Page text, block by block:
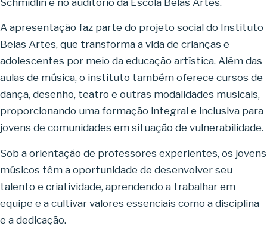
A apresentação faz parte do projeto social do Instituto
Belas Artes, que transforma a vida de crianças e
adolescentes por meio da educação artística. Além das
aulas de música, o instituto também oferece cursos de
dança, desenho, teatro e outras modalidades musicais,
proporcionando uma formação integral e inclusiva para
jovens de comunidades em situação de vulnerabilidade.
Sob a orientação de professores experientes, os jovens
músicos têm a oportunidade de desenvolver seu
talento e criatividade, aprendendo a trabalhar em
equipe e a cultivar valores essenciais como a disciplina
e a dedicação.